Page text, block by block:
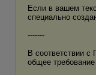
Если в вашем
специально
-------
В соответствии с
общее